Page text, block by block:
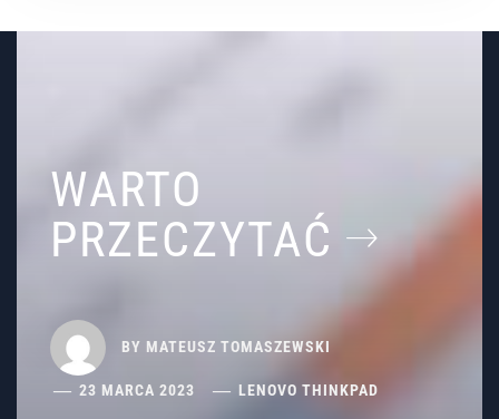
WARTO
PRZECZYTAĆ
BY MATEUSZ TOMASZEWSKI
23 MARCA 2023 LENOVO THINKPAD